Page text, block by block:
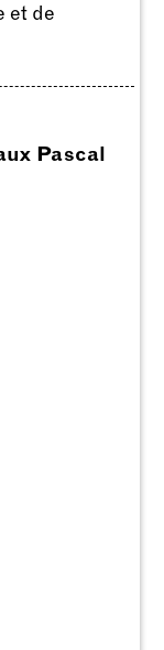
et de
Pascal